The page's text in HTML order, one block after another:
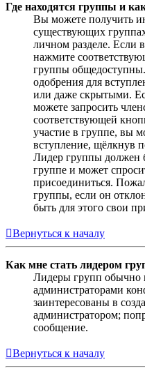
Где находятся группы и
Вы можете получить
существующих
личном разделе. Если
нажмите
группы
одобрения для
или даже скрытыми.
можете запросить
соответствующей
участие в группе, вы
вступление, щёлкнув
Лидер группы должен
группе и может
присоединиться.
группы, если он
быть для этого свои
Вернуться к началу
Как мне стать лидером
Лидеры групп обычно
администраторами
заинтересованы в
администратором;
сообщение.
Вернуться к началу